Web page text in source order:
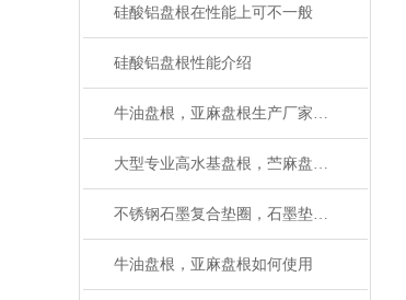
硅酸铝盘根在性能上可不一般
硅酸铝盘根性能介绍
牛油盘根，亚麻盘根生产厂家有大量现货
大型专业高水基盘根，苎麻盘根厂家（质量可靠）
不锈钢石墨复合垫圈，石墨垫如何安装
牛油盘根，亚麻盘根如何使用